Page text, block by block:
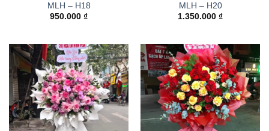
MLH – H18
950.000 ₫
MLH – H20
1.350.000 ₫